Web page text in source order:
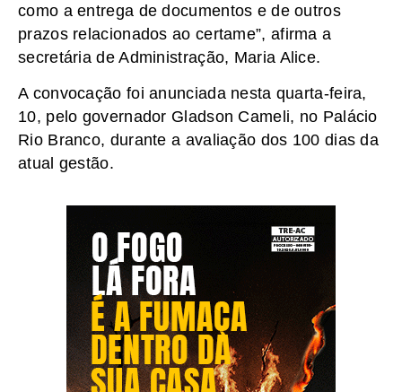
como a entrega de documentos e de outros
prazos relacionados ao certame”, afirma a
secretária de Administração, Maria Alice.
A convocação foi anunciada nesta quarta-feira,
10, pelo governador Gladson Cameli, no Palácio
Rio Branco, durante a avaliação dos 100 dias da
atual gestão.